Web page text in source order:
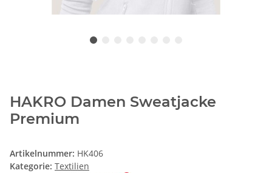
HAKRO Damen Sweatjacke
Premium
Artikelnummer: HK406
Kategorie: Textilien